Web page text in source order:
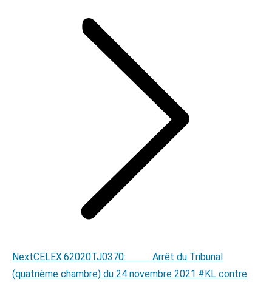
NextNext
post:
CELEX:62020TJ0370: Arrêt du Tribunal
(quatrième chambre) du 24 novembre 2021.#KL contre